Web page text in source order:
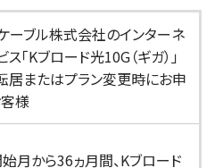
ーブル株式会社のインターネ
ス「Kブロード光10G（ギガ）」
居またはプラン変更時にお申
様
月から36ヵ月間、Kブロード